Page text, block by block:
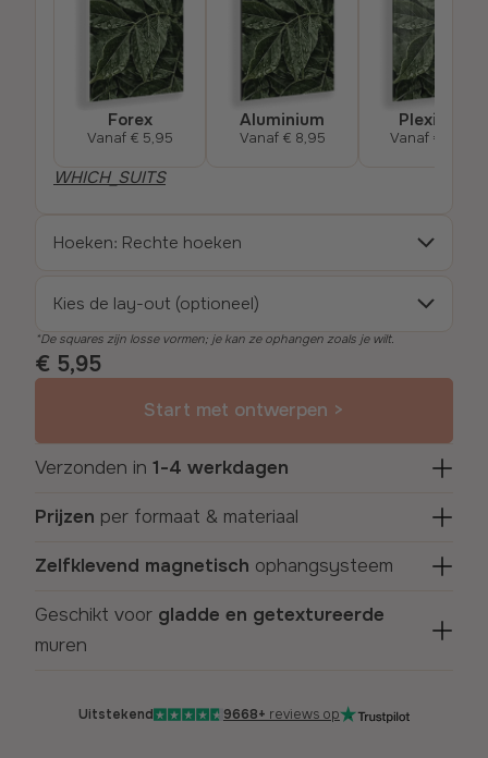
Forex
Vanaf € 5,95
Aluminium
Vanaf € 8,95
Plexiglas
Vanaf € 13,49
WHICH_SUITS
Hoeken: Rechte hoeken
Kies de lay-out (optioneel)
De squares zijn losse vormen; je kan ze ophangen zoals je wilt.
€ 5,95
Start met ontwerpen >
Verzonden in 1-4 werkdagen
Prijzen per formaat & materiaal
Zelfklevend magnetisch ophangsysteem
Geschikt voor gladde en getextureerde
muren
Uitstekend 9668+ reviews op